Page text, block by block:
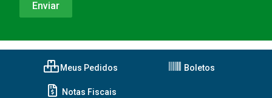
Meus Pedidos Boletos
Notas Fiscais